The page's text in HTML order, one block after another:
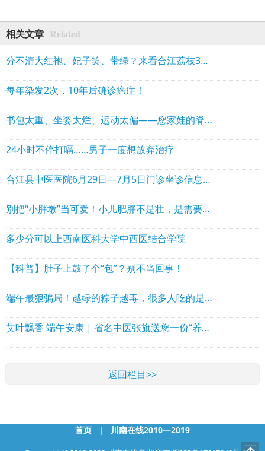
相关文章 Related
分不清大红袍、妃子笑、带绿？来看合江荔枝360度“证件照”
每年染发2次，10年后确诊癌症！
书包太重、坐姿太烂、运动太偏——您家娃的脊柱正在“抗议”
24小时不停打嗝……男子一度想放弃治疗
合江县中医医院6月29日—7月5日门诊坐诊信息！可线上预约→
别把“小胖墩”当可爱！小儿肥胖不是壮，是需要重视的慢性病
多少分可以上西南医科大学中西医结合学院
【科普】肚子上鼓了个“包”？别不当回事！
端午最狠骗局！越绿的粽子越毒，很多人吃的是“返青毒粽”
艾叶飘香 端午安康 | 省名中医张旗送您一份“养生锦囊”！
返回栏目>>
首页 | 川南在线2010—2019